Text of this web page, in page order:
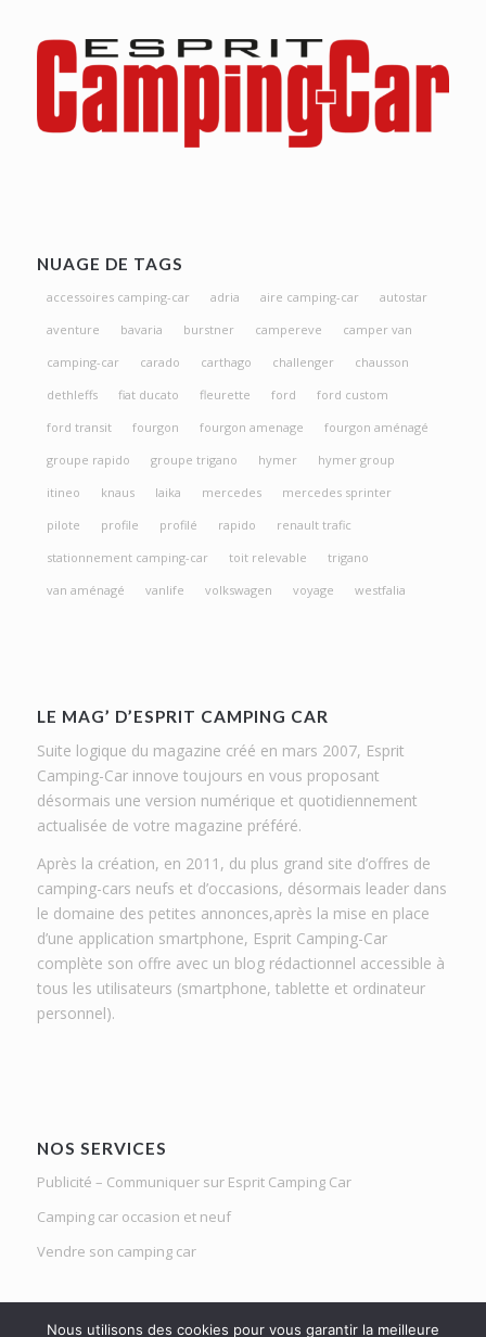
NUAGE DE TAGS
accessoires camping-car adria aire camping-car
autostar
aventure
bavaria burstner campereve
camper van
camping-car
carado carthago challenger
chausson
dethleffs
fiat ducato fleurette ford
ford custom
ford transit
fourgon fourgon amenage
fourgon aménagé
groupe rapido
groupe trigano hymer
hymer group
itineo
knaus laika mercedes
mercedes sprinter
pilote
profile profilé rapido
renault trafic
stationnement camping-car
toit relevable
trigano
van aménagé
vanlife volkswagen voyage westfalia
LE MAG’ D’ESPRIT CAMPING CAR
Suite logique du magazine créé en mars 2007, Esprit
Camping-Car innove toujours en vous proposant
désormais une version numérique et quotidiennement
actualisée de votre magazine préféré.
Après la création, en 2011, du plus grand site d’offres de
camping-cars neufs et d’occasions, désormais leader dans
le domaine des petites annonces,après la mise en place
d’une application smartphone, Esprit Camping-Car
complète son offre avec un blog rédactionnel accessible à
tous les utilisateurs (smartphone, tablette et ordinateur
personnel).
NOS SERVICES
Publicité – Communiquer sur Esprit Camping Car
Camping car occasion et neuf
Vendre son camping car
Nous utilisons des cookies pour vous garantir la meilleure